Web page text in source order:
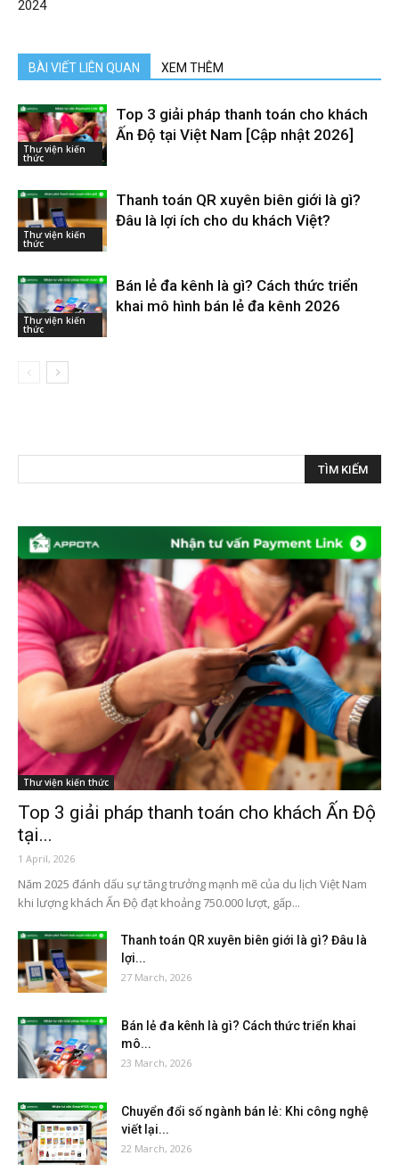
2024
BÀI VIẾT LIÊN QUAN XEM THÊM
Thư viện kiến
thức
Top 3 giải pháp thanh toán cho khách
Ấn Độ tại Việt Nam [Cập nhật 2026]
Thư viện kiến
thức
Thanh toán QR xuyên biên giới là gì?
Đâu là lợi ích cho du khách Việt?
Thư viện kiến
thức
Bán lẻ đa kênh là gì? Cách thức triển
khai mô hình bán lẻ đa kênh 2026
Thư viện kiến thức
Top 3 giải pháp thanh toán cho khách Ấn Độ
tại...
1 April, 2026
Năm 2025 đánh dấu sự tăng trưởng mạnh mẽ của du lịch Việt Nam
khi lượng khách Ấn Độ đạt khoảng 750.000 lượt, gấp...
Thanh toán QR xuyên biên giới là gì? Đâu là
lợi...
27 March, 2026
Bán lẻ đa kênh là gì? Cách thức triển khai
mô...
23 March, 2026
Chuyển đổi số ngành bán lẻ: Khi công nghệ
viết lại...
22 March, 2026